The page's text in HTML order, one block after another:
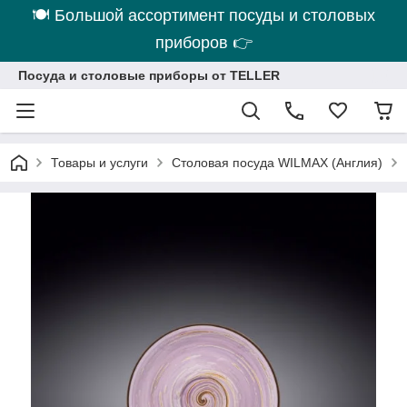
🍽 Большой ассортимент посуды и столовых
приборов 👉
Посуда и столовые приборы от TELLER
Товары и услуги Столовая посуда WILMAX (Англия)